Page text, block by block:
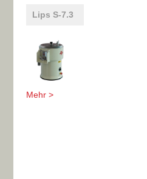
Lips S-7.3
Mehr >